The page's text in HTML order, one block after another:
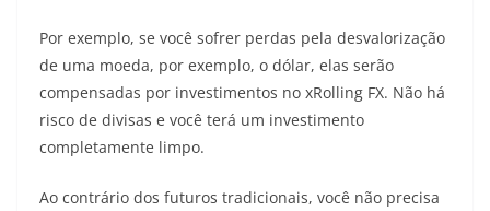
Por exemplo, se você sofrer perdas pela desvalorização
de uma moeda, por exemplo, o dólar, elas serão
compensadas por investimentos no xRolling FX. Não há
risco de divisas e você terá um investimento
completamente limpo.
Ao contrário dos futuros tradicionais, você não precisa